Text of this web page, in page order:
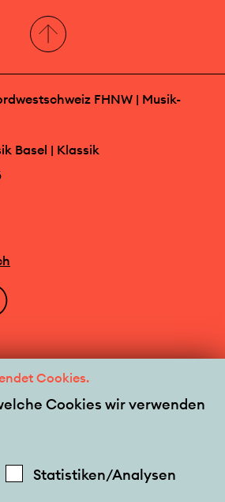
FHNW | Musik-
Basel | Klassik
Cookies.
Cookies wir verwenden
Statistiken/Analysen